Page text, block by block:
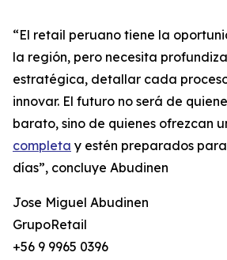
“El retail peruano tiene la
la región, pero necesita
estratégica, detallar cada
innovar. El futuro no será de
barato, sino de quienes ofrezcan
completa y estén preparados
días”, concluye Abudinen
Jose Miguel Abudinen
GrupoRetail
+56 9 9965 0396